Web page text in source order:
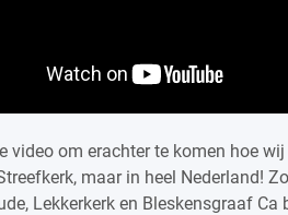
video om erachter te komen hoe
maar in heel Nederland!
Lekkerkerk en Bleskensgraaf